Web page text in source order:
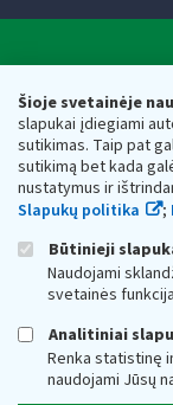
Šioje svetainėje
slapukai įdiegiami
sutikimas. Taip pat
sutikimą bet kada
nustatymus ir
Slapukų politika
;
Būtinieji
Naudojami
svetainės
Analitiniai
Renka statistinę
naudojami Jūsų
Valstybinė
Respublikos
Biudžetinė įstaiga.
adresas: Vasario
vmi@vmi.lt , E.
Duomenys apie
Respublikos